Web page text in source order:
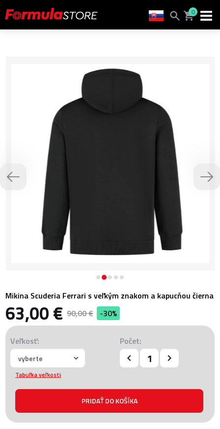
0
Mikina Scuderia Ferrari s veľkým znakom a kapucňou čierna
63,00 €90,00 € -30%
Veľkosť: Počet:
Tabuľka veľkosti